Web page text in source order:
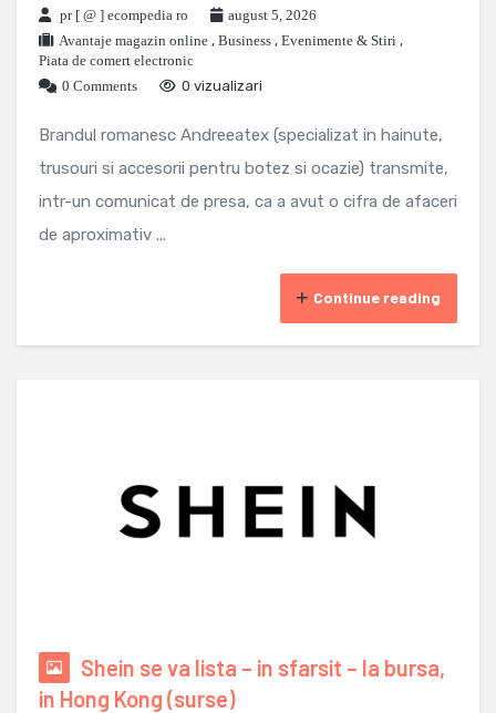
pr [ @ ] ecompedia ro
august 5, 2026
Avantaje magazin online , Business , Evenimente & Stiri ,
Piata de comert electronic
0 Comments
0 vizualizari
Brandul romanesc Andreeatex (specializat in hainute,
trusouri si accesorii pentru botez si ocazie) transmite,
intr-un comunicat de presa, ca a avut o cifra de afaceri
de aproximativ ...
Continue reading
Shein se va lista – in sfarsit – la bursa,
in Hong Kong (surse)